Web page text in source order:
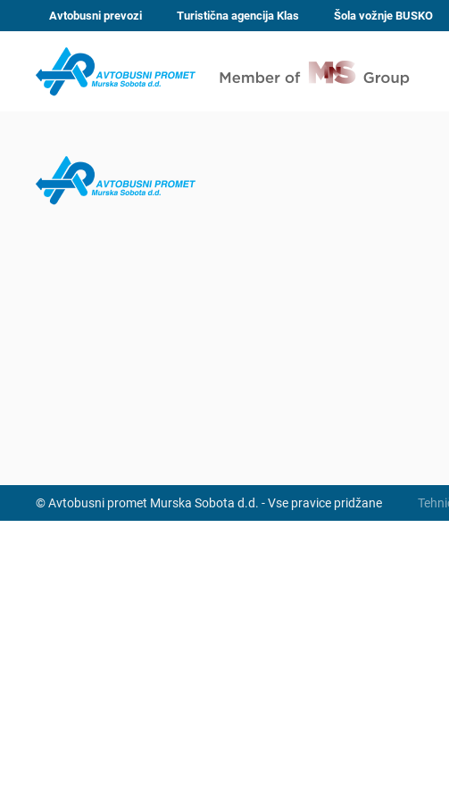
Avtobusni prevozi Turistična agencija Klas Šola vožnje BUSKO
© Avtobusni promet Murska Sobota d.d. - Vse pravice pridžane